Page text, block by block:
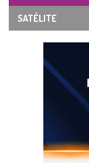
SATÉLITE